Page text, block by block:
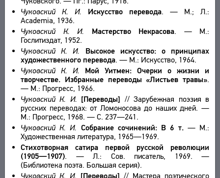
Чуковский К. И. Искусство перевода. — М.; Л.:
Academia, 1936.
Чуковский К. И. Мастерство Некрасова. — М.:
Гослитиздат, 1952.
Чуковский К. И. Высокое искусство: о принципах
художественного перевода. — М.: Искусство, 1964.
Чуковский К. И. Мой Уитмен: Очерки о жизни и
творчестве. Избранные переводы «Листьев травы».
— М.: Прогресс, 1966.
Чуковский К. И. [Переводы] // Зарубежная поэзия в
русских переводах: от Ломоносова до наших дней. —
М.: Прогресс, 1968. — С. 237—241.
Чуковский К. И. Собрание сочинений: В 6 т.— М.:
Художественная литература, 1965—1969.
Стихотворная сатира первой русской революции
(1905—1907). — Л.: Сов. писатель, 1969. —
(Библиотека поэта. Большая серия).
Чуковский К. И. [Переводы] // Мастера поэтического